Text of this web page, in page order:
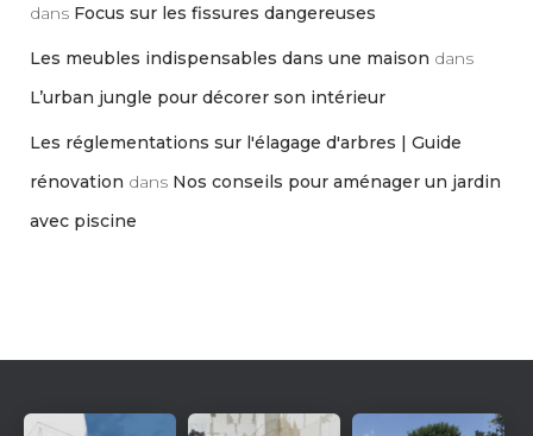
dans Focus sur les fissures dangereuses
Les meubles indispensables dans une maison dans
L’urban jungle pour décorer son intérieur
Les réglementations sur l'élagage d'arbres | Guide
rénovation dans Nos conseils pour aménager un jardin
avec piscine